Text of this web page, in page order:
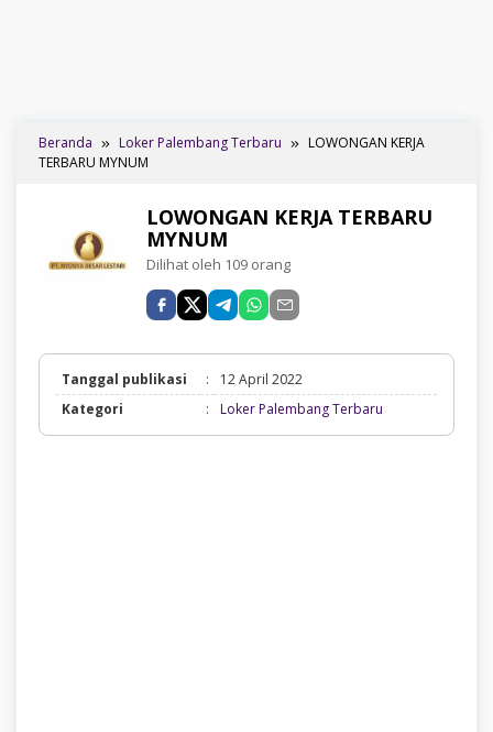
Beranda Loker Palembang Terbaru
LOWONGAN KERJA
TERBARU MYNUM
LOWONGAN KERJA TERBARU
MYNUM
Dilihat oleh 109 orang
Tanggal publikasi :
12 April 2022
Kategori
: Loker Palembang Terbaru